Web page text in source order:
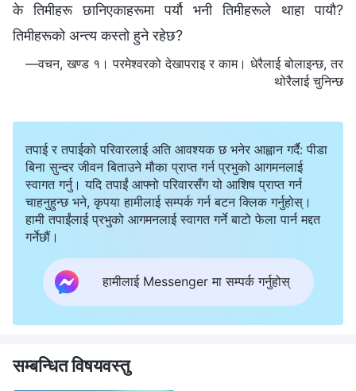
के तिमीहरू छानिएकाहरूमा पर्यौ भनी तिमीहरूले थाहा पायौ?
तिमीहरूको अन्त्य कस्तो हुने रहेछ?
—वचन, खण्ड १। परमेश्‍वरको देखापराइ र काम। धेरैलाई बोलाइन्छ, तर
थोरैलाई चुनिन्छ
तपाई र तपाईको परिवारलाई अति आवश्यक छ भनेर आह्वान गर्दै: पीडा
बिना सुन्दर जीवन बिताउने मौका प्राप्त गर्न प्रभुको आगमनलाई
स्वागत गर्नु। यदि तपाईं आफ्नो परिवारसँग यो आशिष प्राप्त गर्न
चाहनुहुन्छ भने, कृपया हामीलाई सम्पर्क गर्न बटन क्लिक गर्नुहोस्।
हामी तपाईंलाई प्रभुको आगमनलाई स्वागत गर्ने बाटो फेला पार्न मद्दत
गर्नेछौं।
हामीलाई Messenger मा सम्पर्क गर्नुहोस्
सम्बन्धित विषयवस्तु